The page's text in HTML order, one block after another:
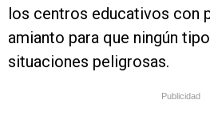
los centros educativos con
amianto para que ningún
situaciones peligrosas.
Publicidad